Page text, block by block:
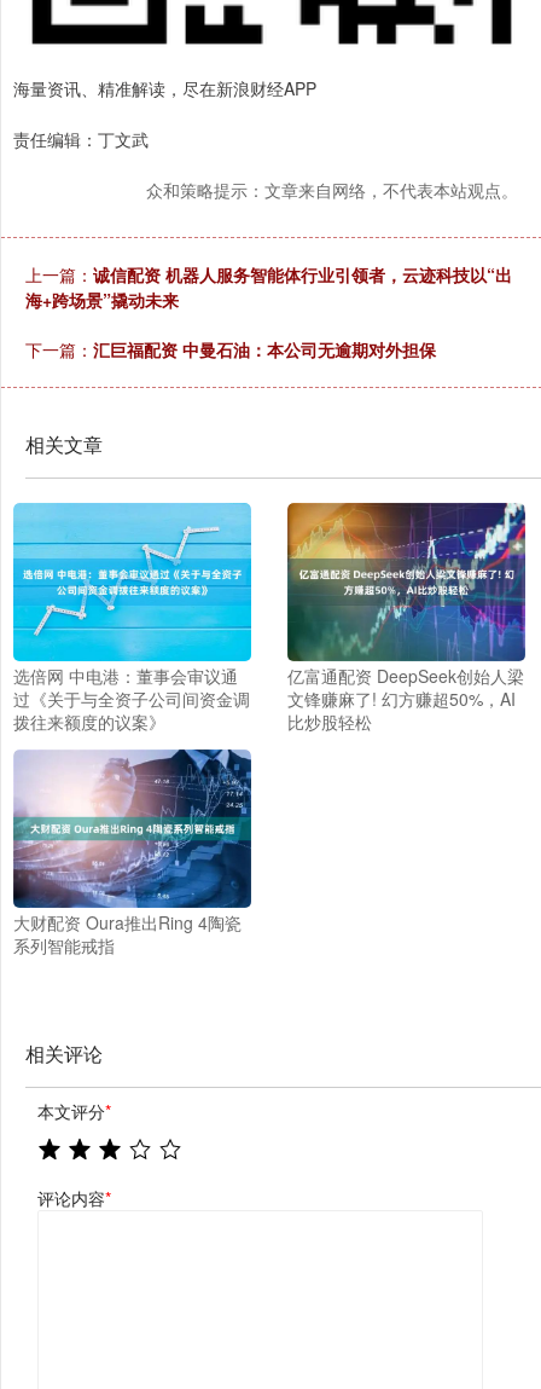
海量资讯、精准解读，尽在新浪财经APP
责任编辑：丁文武
众和策略提示：文章来自网络，不代表本站观点。
上一篇： 诚信配资 机器人服务智能体行业引领者，云迹科技以“出
海+跨场景”撬动未来
下一篇： 汇巨福配资 中曼石油：本公司无逾期对外担保
相关文章
选倍网 中电港：董事会审议通
过《关于与全资子公司间资金调
拨往来额度的议案》
亿富通配资 DeepSeek创始人梁
文锋赚麻了! 幻方赚超50%，AI
比炒股轻松
大财配资 Oura推出Ring 4陶瓷
系列智能戒指
相关评论
本文评分*
评论内容*